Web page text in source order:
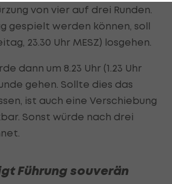
von vier auf drei Runden.
gespielt werden können, soll
23.30 Uhr MESZ) losgehen.
dann um 8.23 Uhr (1.23 Uhr
gehen. Sollte dies das
ist auch eine Verschiebung
Sonst würde nach drei
Führung souverän